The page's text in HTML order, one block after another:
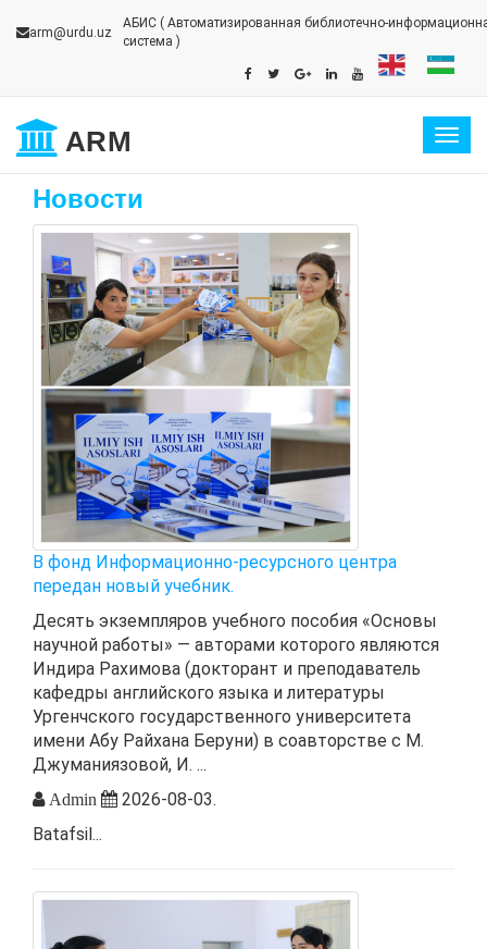
arm@urdu.uz
АБИС ( Автоматизированная библиотечно-
система )
ARM
Новости
В фонд Информационно-ресурсного центра
передан новый учебник.
Десять экземпляров учебного пособия «Основы
научной работы» — авторами которого являются
Индира Рахимова (докторант и преподаватель
кафедры английского языка и литературы
Ургенчского государственного университета
имени Абу Райхана Беруни) в соавторстве с М.
Джуманиязовой, И. ...
Admin
2026-08-03.
Batafsil...